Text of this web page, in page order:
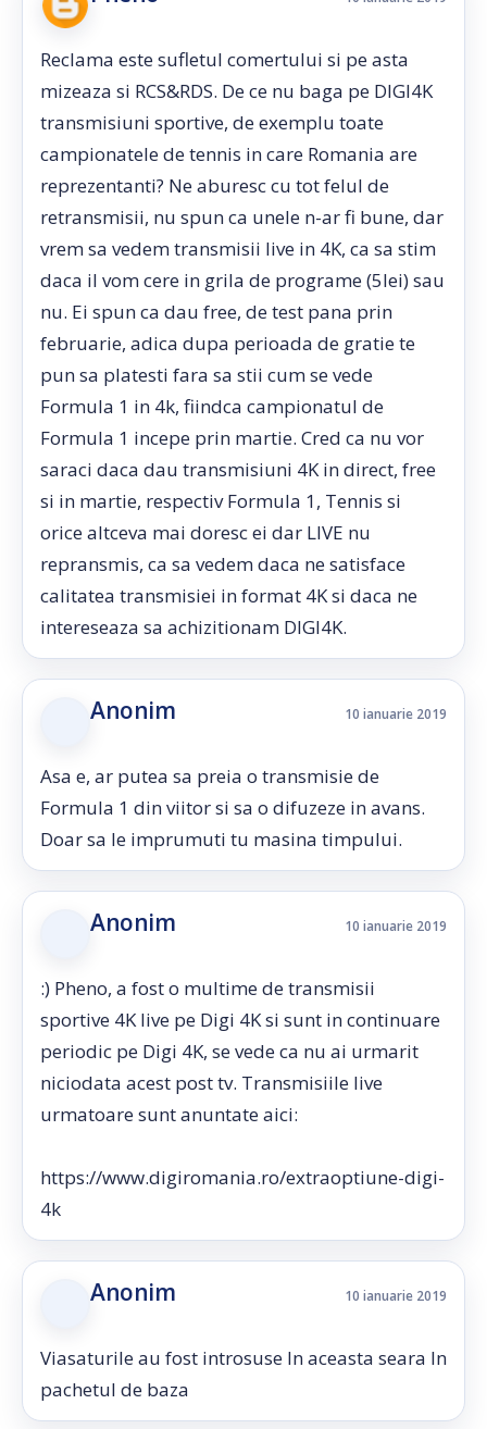
Reclama este sufletul comertului si pe asta
mizeaza si RCS&RDS. De ce nu baga pe DIGI4K
transmisiuni sportive, de exemplu toate
campionatele de tennis in care Romania are
reprezentanti? Ne aburesc cu tot felul de
retransmisii, nu spun ca unele n-ar fi bune, dar
vrem sa vedem transmisii live in 4K, ca sa stim
daca il vom cere in grila de programe (5lei) sau
nu. Ei spun ca dau free, de test pana prin
februarie, adica dupa perioada de gratie te
pun sa platesti fara sa stii cum se vede
Formula 1 in 4k, fiindca campionatul de
Formula 1 incepe prin martie. Cred ca nu vor
saraci daca dau transmisiuni 4K in direct, free
si in martie, respectiv Formula 1, Tennis si
orice altceva mai doresc ei dar LIVE nu
repransmis, ca sa vedem daca ne satisface
calitatea transmisiei in format 4K si daca ne
intereseaza sa achizitionam DIGI4K.
Anonim 10 ianuarie 2019
Asa e, ar putea sa preia o transmisie de
Formula 1 din viitor si sa o difuzeze in avans.
Doar sa le imprumuti tu masina timpului.
Anonim 10 ianuarie 2019
:) Pheno, a fost o multime de transmisii
sportive 4K live pe Digi 4K si sunt in continuare
periodic pe Digi 4K, se vede ca nu ai urmarit
niciodata acest post tv. Transmisiile live
urmatoare sunt anuntate aici:
https://www.digiromania.ro/extraoptiune-digi-
4k
Anonim 10 ianuarie 2019
Viasaturile au fost introsuse ln aceasta seara ln
pachetul de baza